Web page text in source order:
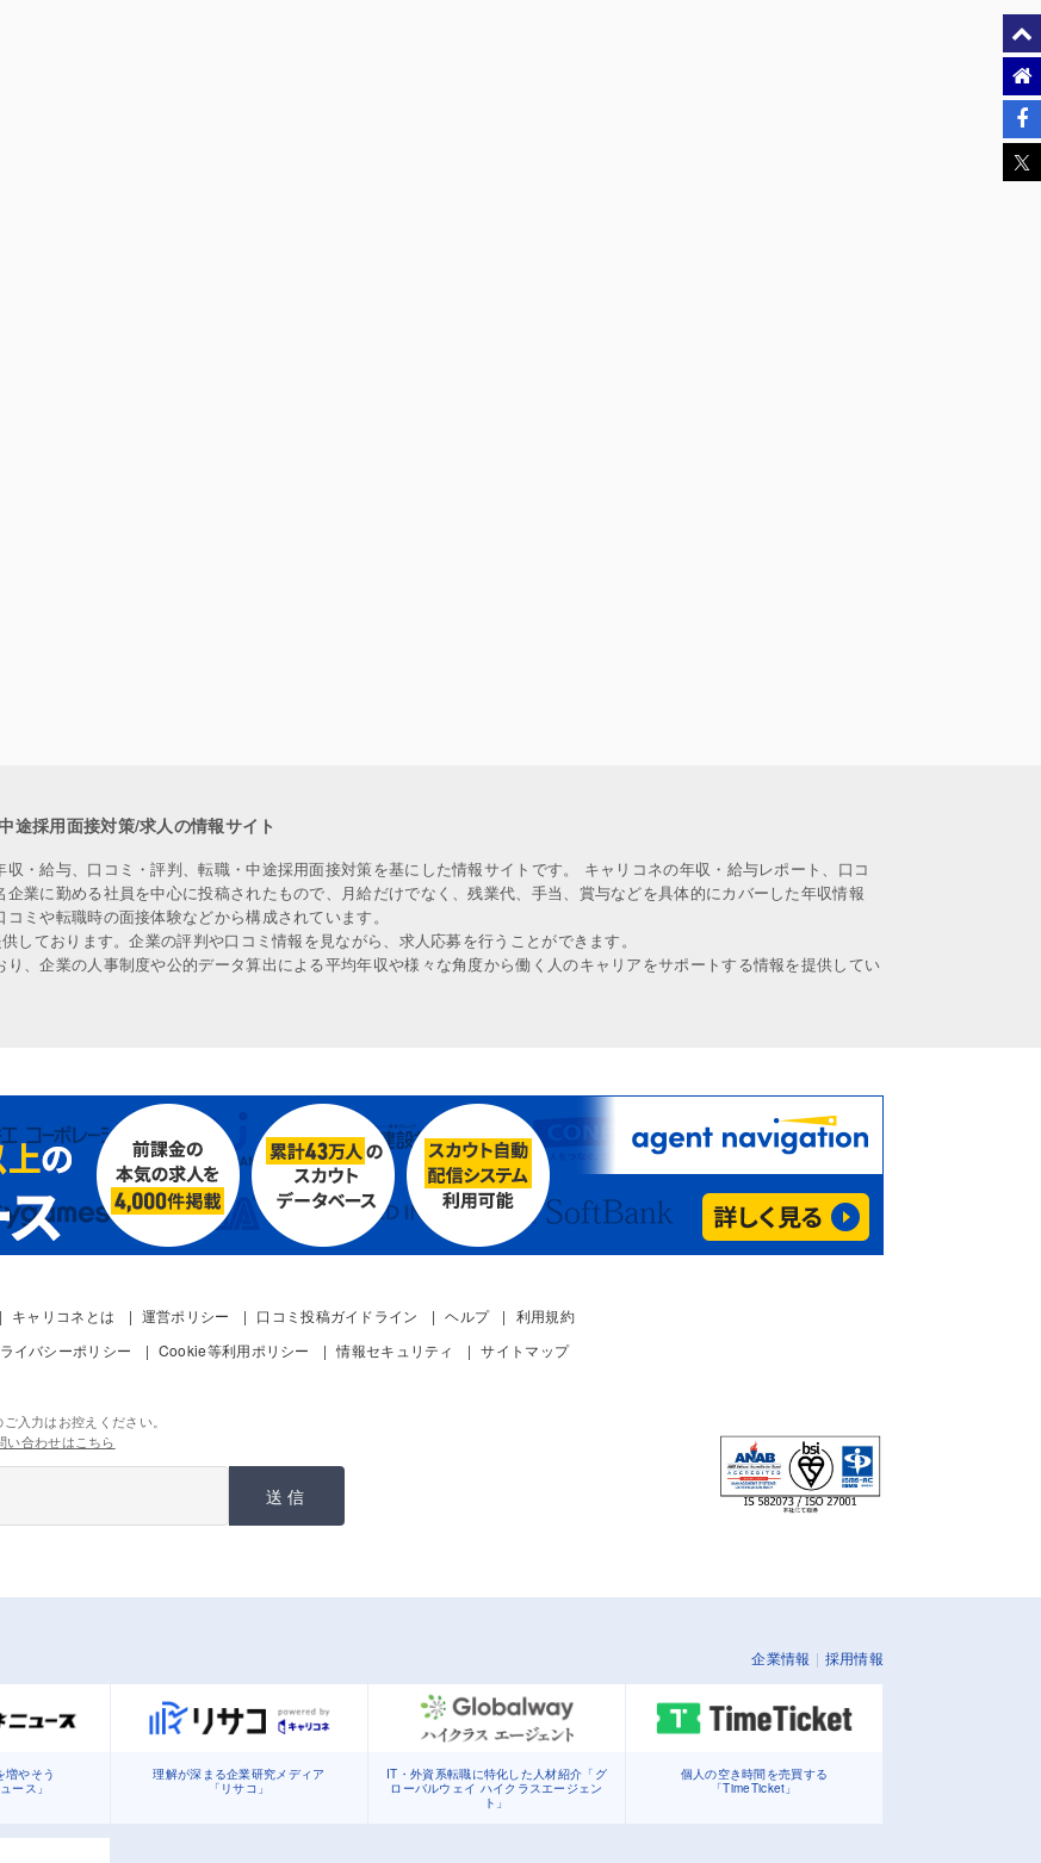
途採用面接対策/求人の情報サイト
・給与、口コミ・評判、転職・中途採用面接対策を基にした情報サイトです。 キャリコネの年収・給与レポート、口コ
業に勤める社員を中心に投稿されたもので、月給だけでなく、残業代、手当、賞与などを具体的にカバーした年収情報
ミや転職時の面接体験などから構成されています。
しております。企業の評判や口コミ情報を見ながら、求人応募を行うことができます。
、企業の人事制度や公的データ算出による平均年収や様々な角度から働く人のキャリアをサポートする情報を提供してい
キャリコネとは 運営ポリシー 口コミ投稿ガイドライン ヘルプ
利用規約
イバシーポリシー Cookie等利用ポリシー 情報セキュリティ サイトマップ
入力はお控えください。
い合わせはこちら
送信
企業情報 採用情報
増やそう
ース」
理解が深まる企業研究メディア
「リサコ」
IT・外資系転職に特化した人材紹介「グ
ローバルウェイ ハイクラスエージェン
ト」
個人の空き時間を売買する
「TimeTicket」